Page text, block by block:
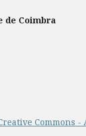
de Coimbra
Commons